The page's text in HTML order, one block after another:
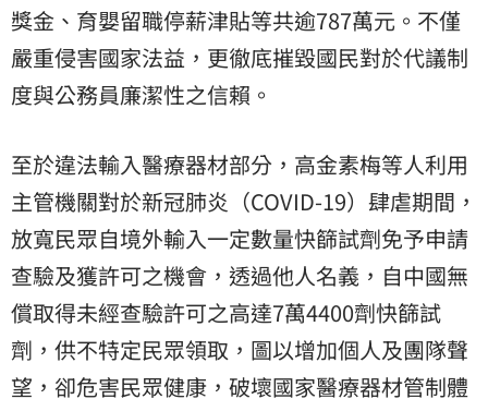
獎金、育嬰留職停薪津貼等共逾787萬元。不僅
嚴重侵害國家法益，更徹底摧毀國民對於代議制
度與公務員廉潔性之信賴。
至於違法輸入醫療器材部分，高金素梅等人利用
主管機關對於新冠肺炎（COVID-19）肆虐期間，
放寬民眾自境外輸入一定數量快篩試劑免予申請
查驗及獲許可之機會，透過他人名義，自中國無
償取得未經查驗許可之高達7萬4400劑快篩試
劑，供不特定民眾領取，圖以增加個人及團隊聲
望，卻危害民眾健康，破壞國家醫療器材管制體